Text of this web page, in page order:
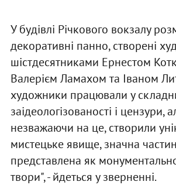
У будівлі Річкового вокзалу
декоративні панно, створені
шістдесятниками Ернестом
Валерієм Ламахом та Іваном
художники працювали у
заідеологізованості і цензури,
незважаючи на це, створили
мистецьке явище, значна
представлена як
твори", - йдеться у зверненні.